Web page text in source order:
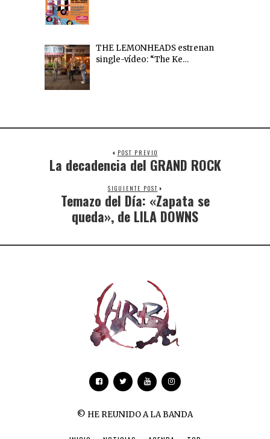
THE LEMONHEADS estrenan
single-vídeo: “The Ke…
POST PREVIO
La decadencia del GRAND ROCK
SIGUIENTE POST
Temazo del Día: «Zapata se
queda», de LILA DOWNS
© HE REUNIDO A LA BANDA